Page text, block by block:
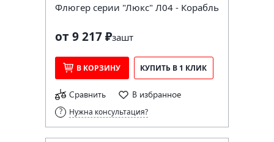
Флюгер серии "Люкс" Л04 - Корабль
от 9 217 ₽зашт
В КОРЗИНУ КУПИТЬ В 1 КЛИК
Сравнить В избранное
Нужна консультация?